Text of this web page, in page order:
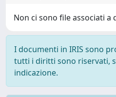
Non ci sono file associati
I documenti in IRIS sono
tutti i diritti sono riservati,
indicazione.